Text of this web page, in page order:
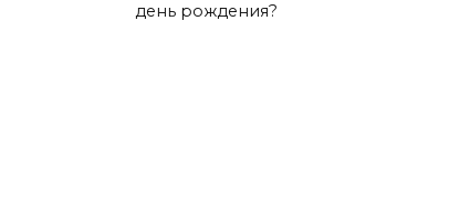
день рождения?